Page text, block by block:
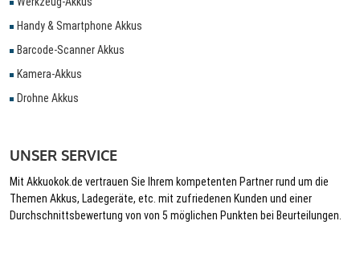
Handy & Smartphone Akkus
Barcode-Scanner Akkus
Kamera-Akkus
Drohne Akkus
UNSER SERVICE
Mit Akkuokok.de vertrauen Sie Ihrem kompetenten Partner rund um die
Themen Akkus, Ladegeräte, etc. mit zufriedenen Kunden und einer
Durchschnittsbewertung von von 5 möglichen Punkten bei Beurteilungen.